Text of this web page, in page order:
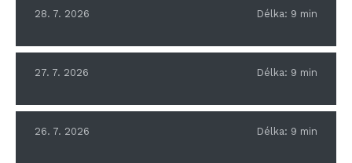
28. 7. 2026 Délka: 9 min
27. 7. 2026 Délka: 9 min
26. 7. 2026 Délka: 9 min